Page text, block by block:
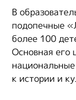
В
подопечные
более 100
Основная его
к истории и